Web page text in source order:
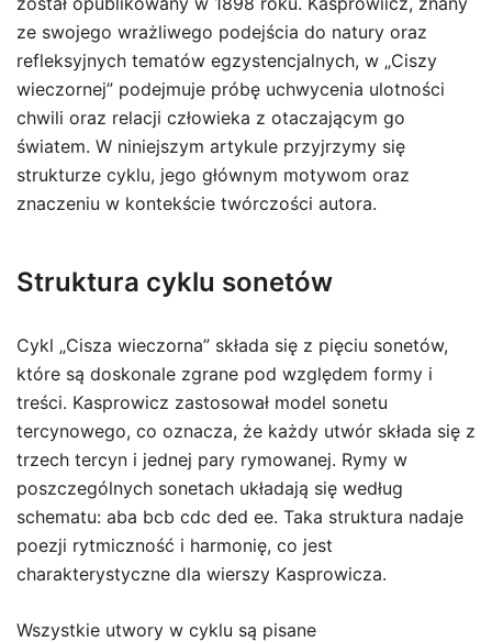
ze swojego wrażliwego podejścia do natury oraz
refleksyjnych tematów egzystencjalnych, w „Ciszy
wieczornej” podejmuje próbę uchwycenia ulotności
chwili oraz relacji człowieka z otaczającym go
światem. W niniejszym artykule przyjrzymy się
strukturze cyklu, jego głównym motywom oraz
znaczeniu w kontekście twórczości autora.
Struktura cyklu sonetów
Cykl „Cisza wieczorna” składa się z pięciu sonetów,
które są doskonale zgrane pod względem formy i
treści. Kasprowicz zastosował model sonetu
tercynowego, co oznacza, że każdy utwór składa się z
trzech tercyn i jednej pary rymowanej. Rymy w
poszczególnych sonetach układają się według
schematu: aba bcb cdc ded ee. Taka struktura nadaje
poezji rytmiczność i harmonię, co jest
charakterystyczne dla wierszy Kasprowicza.
Wszystkie utwory w cyklu są pisane